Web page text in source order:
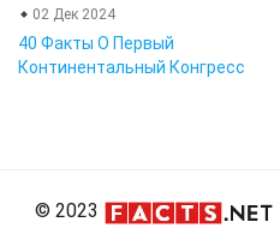
02 Дек 2024
40 Факты О Первый
Континентальный Конгресс
© 2023